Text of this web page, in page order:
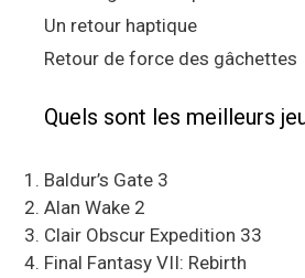
Un retour haptique
Retour de force des gâchettes
Quels sont les meilleurs
Baldur’s Gate 3
Alan Wake 2
Clair Obscur Expedition 33
Final Fantasy VII: Rebirth